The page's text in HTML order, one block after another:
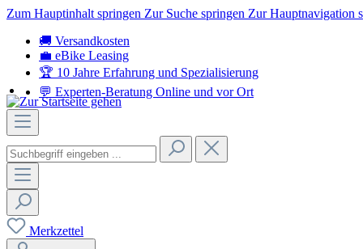
Zum Hauptinhalt springen Zur Suche springen Zur Hauptnavigation
🚚 Versandkosten
💼 eBike Leasing
🏆 10 Jahre Erfahrung und Spezialisierung
💬 Experten-Beratung Online und vor Ort
Merkzettel